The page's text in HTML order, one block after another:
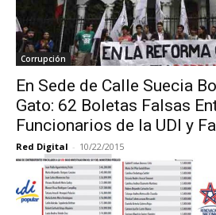
Corrupción
En Sede de Calle Suecia
Gato: 62 Boletas Falsas
Funcionarios de la UDI y
Red Digital - 10/22/2015